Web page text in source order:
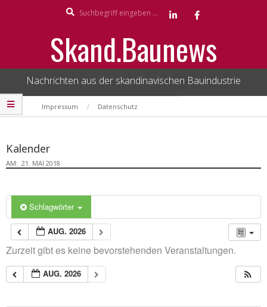
Skand.Baunews
Nachrichten aus der skandinavischen Bauindustrie
Secondary
Navigation
Impressum Datenschutz
Kalender
AM: 21. MAI 2018
Schlagwörter
AUG. 2026
Zurzeit gibt es keine bevorstehenden Veranstaltungen.
AUG. 2026